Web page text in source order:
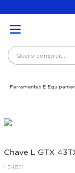
Quero comprar...
Ferramentas E
Chave L GTX
: 34521